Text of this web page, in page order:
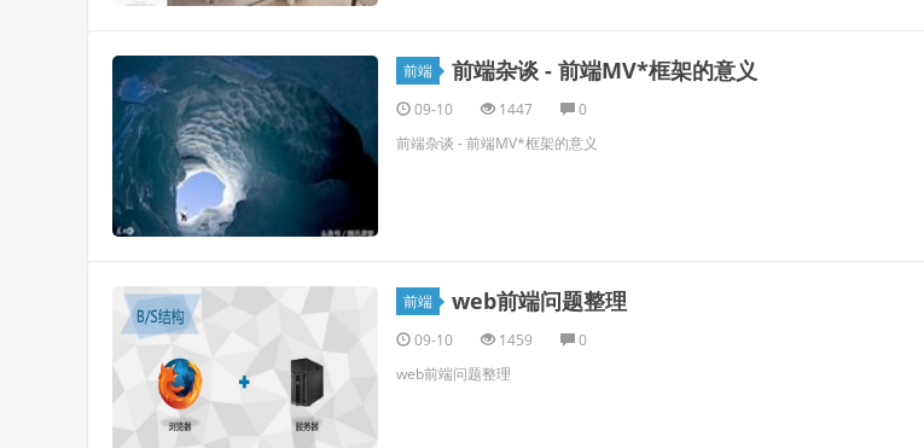
前端 前端杂谈 - 前端MV*框架的意义
09-10 1447
0
前端杂谈 - 前端MV*框架的意义
前端 web前端问题整理
09-10 1459
0
web前端问题整理